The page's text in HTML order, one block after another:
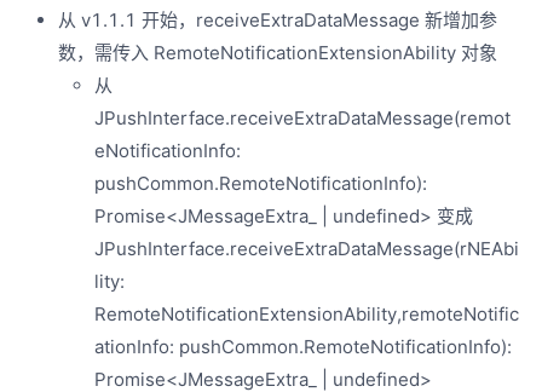
从 v1.1.1 开始，receiveExtraDataMessage 新增加参
数，需传入 RemoteNotificationExtensionAbility 对象
从
JPushInterface.receiveExtraDataMessage(remot
eNotificationInfo:
pushCommon.RemoteNotificationInfo):
Promise<JMessageExtra_ | undefined> 变成
JPushInterface.receiveExtraDataMessage(rNEAbi
lity:
RemoteNotificationExtensionAbility,remoteNotific
ationInfo: pushCommon.RemoteNotificationInfo):
Promise<JMessageExtra_ | undefined>